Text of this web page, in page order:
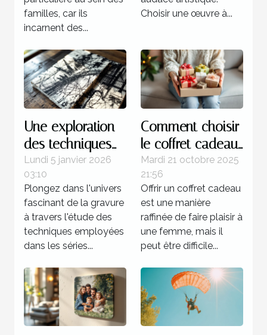
familles, car ils
incarnent des...
Choisir une œuvre à...
Une exploration
des techniques
de gravure
utilisées dans les
séries célèbres de
Picasso
Lundi 5 janvier 2026
03:10
Plongez dans l'univers
fascinant de la gravure
à travers l'étude des
techniques employées
dans les séries...
Comment choisir
le coffret cadeau
idéal pour
chaque type de
femme ?
Mardi 21 octobre 2025
21:56
Offrir un coffret cadeau
est une manière
raffinée de faire plaisir à
une femme, mais il
peut être difficile...